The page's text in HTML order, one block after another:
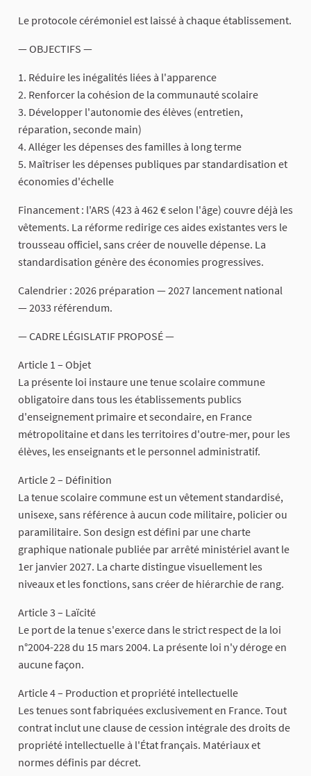
Le protocole cérémoniel est laissé à chaque établissement.
— OBJECTIFS —
1. Réduire les inégalités liées à l'apparence
2. Renforcer la cohésion de la communauté scolaire
3. Développer l'autonomie des élèves (entretien,
réparation, seconde main)
4. Alléger les dépenses des familles à long terme
5. Maîtriser les dépenses publiques par standardisation et
économies d'échelle
Financement : l'ARS (423 à 462 € selon l'âge) couvre déjà les
vêtements. La réforme redirige ces aides existantes vers le
trousseau officiel, sans créer de nouvelle dépense. La
standardisation génère des économies progressives.
Calendrier : 2026 préparation — 2027 lancement national
— 2033 référendum.
— CADRE LÉGISLATIF PROPOSÉ —
Article 1 – Objet
La présente loi instaure une tenue scolaire commune
obligatoire dans tous les établissements publics
d'enseignement primaire et secondaire, en France
métropolitaine et dans les territoires d'outre-mer, pour les
élèves, les enseignants et le personnel administratif.
Article 2 – Définition
La tenue scolaire commune est un vêtement standardisé,
unisexe, sans référence à aucun code militaire, policier ou
paramilitaire. Son design est défini par une charte
graphique nationale publiée par arrêté ministériel avant le
1er janvier 2027. La charte distingue visuellement les
niveaux et les fonctions, sans créer de hiérarchie de rang.
Article 3 – Laïcité
Le port de la tenue s'exerce dans le strict respect de la loi
n°2004-228 du 15 mars 2004. La présente loi n'y déroge en
aucune façon.
Article 4 – Production et propriété intellectuelle
Les tenues sont fabriquées exclusivement en France. Tout
contrat inclut une clause de cession intégrale des droits de
propriété intellectuelle à l'État français. Matériaux et
normes définis par décret.